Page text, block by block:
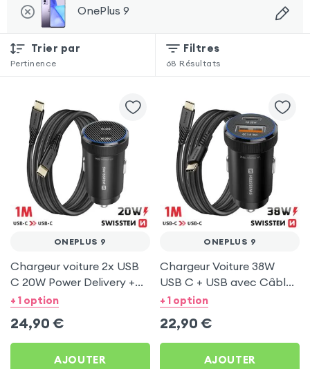
OnePlus 9
Trier par
Pertinence
Filtres
68 Résultats
ONEPLUS 9
Chargeur voiture 2x USB
C 20W Power Delivery +
Câble USB C 60W pour
+ 1 option
24,90 €
AJOUTER
ONEPLUS 9
Chargeur Voiture 38W
USB C + USB avec Câble
type C Swissten pour
+ 1 option
22,90 €
AJOUTER